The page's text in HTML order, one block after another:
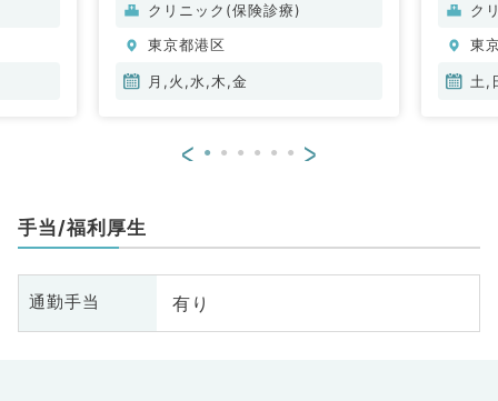
クリニック(保険診療)
東京都港区
月,火,水,木,金
ク
東
土,
< >
手当/福利厚生
通勤手当 有り